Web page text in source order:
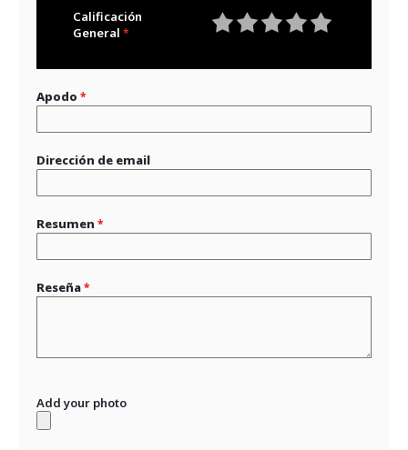
Calificación
General
Apodo
Dirección de email
Resumen
Reseña
Add your photo